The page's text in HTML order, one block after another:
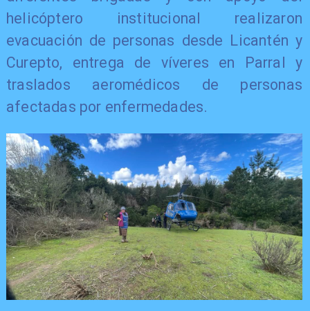
helicóptero institucional realizaron
evacuación de personas desde Licantén y
Curepto, entrega de víveres en Parral y
traslados aeromédicos de personas
afectadas por enfermedades.